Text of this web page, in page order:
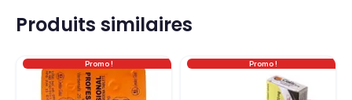
Produits similaires
Promo ! Promo !